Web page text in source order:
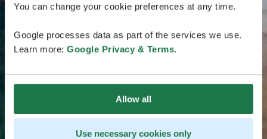
You can change your cookie preferences at any time.
Google processes data as part of the services we use.
Learn more: Google Privacy & Terms.
Allow all
Use necessary cookies only